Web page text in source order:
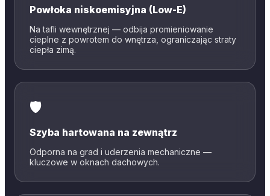
Powłoka niskoemisyjna (Low-E)
Na tafli wewnętrznej — odbija promieniowanie
cieplne z powrotem do wnętrza, ograniczając straty
ciepła zimą.
🛡️
Szyba hartowana na zewnątrz
Odporna na grad i uderzenia mechaniczne —
kluczowe w oknach dachowych.